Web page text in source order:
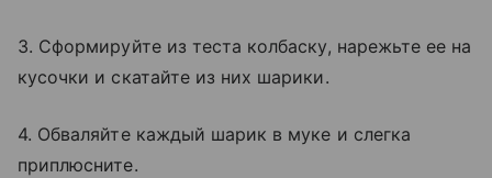
3. Сформируйте из теста колбаску, нарежьте ее на
кусочки и скатайте из них шарики.
4. Обваляйте каждый шарик в муке и слегка
приплюсните.